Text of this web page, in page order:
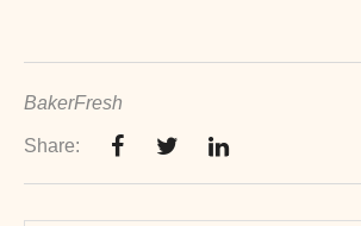
BakerFresh
Share: